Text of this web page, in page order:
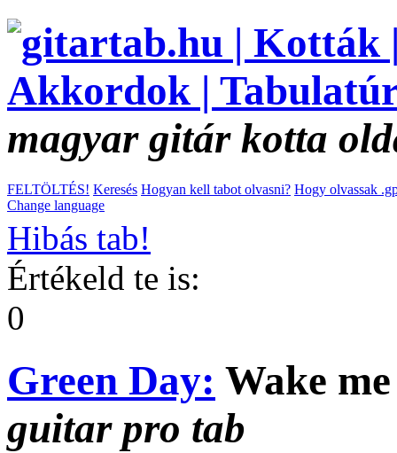
magyar gitár kotta
FELTÖLTÉS! Keresés Hogyan kell tabot olvasni? Hogy olvassak
Change language
Hibás tab!
Értékeld te is:
0
Green Day: Wake
guitar pro tab